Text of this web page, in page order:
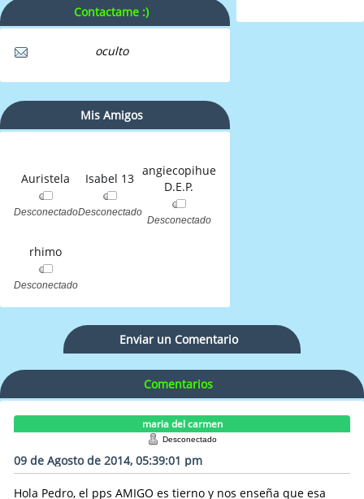
Contactame :)
oculto
Mis Amigos
Auristela
Desconectado
Isabel 13
Desconectado
angiecopihue
D.E.P.
Desconectado
rhimo
Desconectado
Enviar un Comentario
Comentarios
maria del carmen
Desconectado
09 de Agosto de 2014, 05:39:01 pm
Hola Pedro, el pps AMIGO es tierno y nos enseña que esa